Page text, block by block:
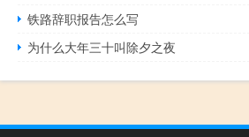
铁路辞职报告怎么写
为什么大年三十叫除夕之夜